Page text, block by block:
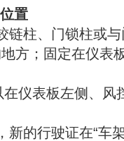
置
链柱、门锁柱或
方；固定在仪表
仪表板左侧、风
的行驶证在“车